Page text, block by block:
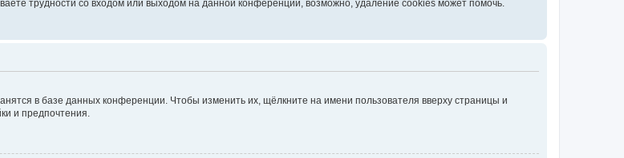
трудности со входом или выходом на данной конференции, возможно, удаление cookies может помочь.
в базе данных конференции. Чтобы изменить их, щёлкните на имени пользователя вверху страницы и
и предпочтения.